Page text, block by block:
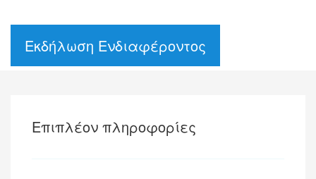
Εκδήλωση Ενδιαφέροντος
Επιπλέον πληροφορίες